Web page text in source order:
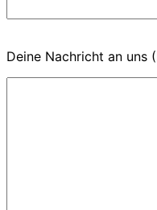
Deine Nachricht an uns